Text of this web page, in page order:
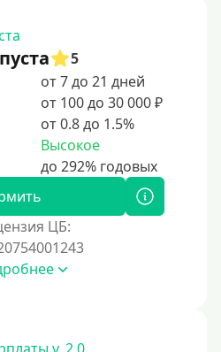
5
от 7 до 21 дней
от 100 до 30 000 ₽
от 0.8 до 1.5%
Высокое
ЦБ: